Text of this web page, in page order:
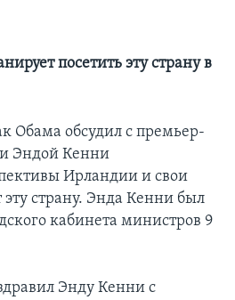
посетить эту страну в
Обама обсудил с премьер-
Эндой Кенни
Ирландии и свои
страну. Энда Кенни был
кабинета министров 9
Энду Кенни с